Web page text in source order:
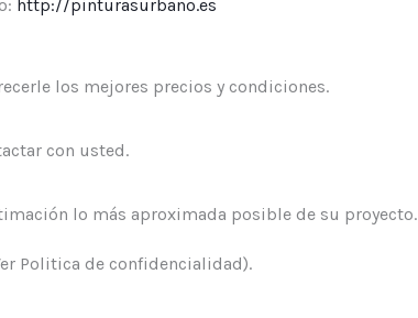
http://pinturasurbano.es
los mejores precios y condiciones.
con usted.
lo más aproximada posible de su proyecto.
Politica de confidencialidad).